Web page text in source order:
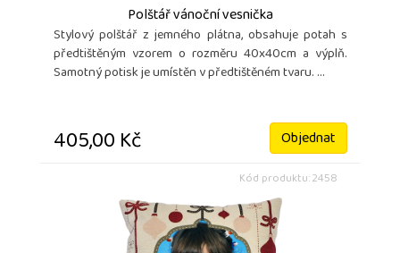
Polštář vánoční vesnička
Stylový polštář z jemného plátna, obsahuje potah s
předtištěným vzorem o rozměru 40x40cm a výplň.
Samotný potisk je umístěn v předtištěném tvaru. ...
405,00 Kč Objednat
Kód produktu: 2458